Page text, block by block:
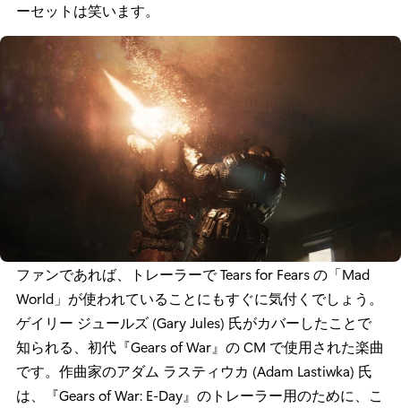
ーセットは笑います。
ファンであれば、トレーラーで Tears for Fears の「Mad
World」が使われていることにもすぐに気付くでしょう。
ゲイリー ジュールズ (Gary Jules) 氏がカバーしたことで
知られる、初代『Gears of War』の CM で使用された楽曲
です。作曲家のアダム ラスティウカ (Adam Lastiwka) 氏
は、『Gears of War: E-Day』のトレーラー用のために、こ